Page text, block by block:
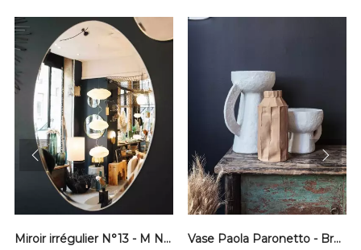
Miroir irrégulier N°13 - M Nuance
Vase Paola Paronetto - Brun clair - Grand modèle
next